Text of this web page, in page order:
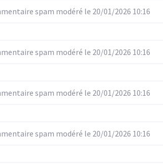
spam modéré le 20/01/2026 10:16
spam modéré le 20/01/2026 10:16
spam modéré le 20/01/2026 10:16
spam modéré le 20/01/2026 10:16